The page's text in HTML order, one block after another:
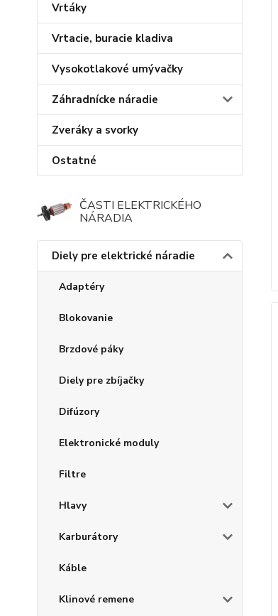
Vrtáky
Vrtacie, buracie kladiva
Vysokotlakové umývačky
Záhradnícke náradie
Zveráky a svorky
Ostatné
ČASTI ELEKTRICKÉHO
NÁRADIA
Diely pre elektrické náradie
Adaptéry
Blokovanie
Brzdové páky
Diely pre zbíjačky
Difúzory
Elektronické moduly
Filtre
Hlavy
Karburátory
Káble
Klinové remene